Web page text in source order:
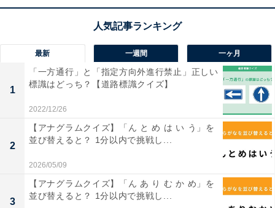
1 2
最新 一週間 一ヶ月
1
「一方通行」と「指定方向外進行禁止」正しい
標識はどっち？【道路標識クイズ】
2022/12/26
2
【アナグラムクイズ】「ん と め は い う」を
並び替えると？ 1分以内で挑戦し...
2026/05/09
3
【アナグラムクイズ】「ん あ り む か め」を
並び替えると？ 1分以内で挑戦し...